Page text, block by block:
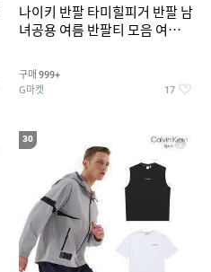
나이키 반팔 타미힐피거 반팔 남
녀공용 여름 반팔티 모음 여름
구매 999+
G마켓 17
30